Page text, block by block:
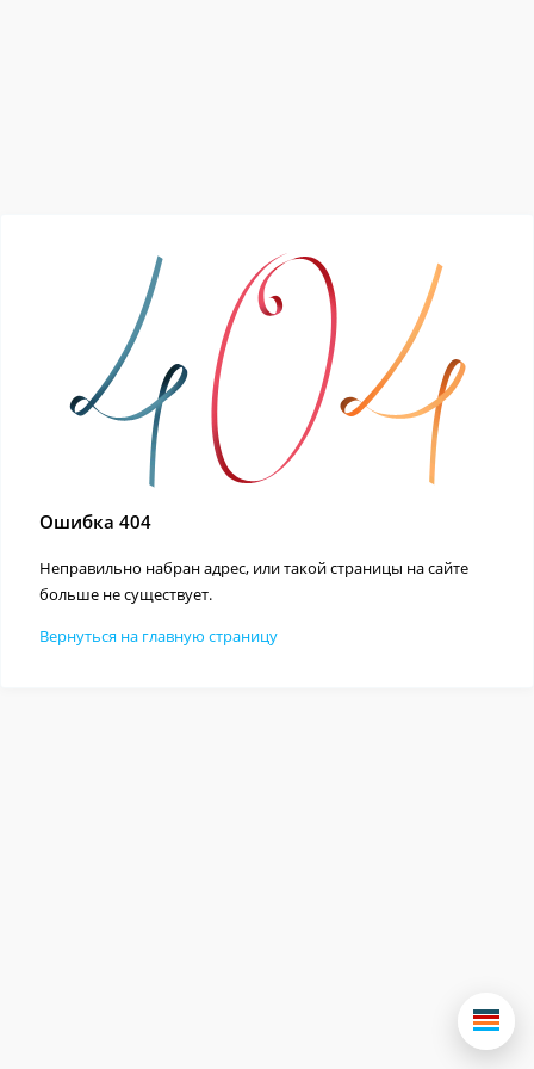
Ошибка 404
Неправильно набран адрес, или такой страницы на сайте
больше не существует.
Вернуться на главную страницу